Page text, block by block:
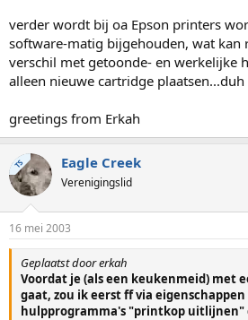
verder wordt bij oa Epson printers
software-matig bijgehouden, wat kan
verschil met getoonde- en werkelijke
alleen nieuwe cartridge plaatsen...duh
greetings from Erkah
TS Eagle Creek
Verenigingslid
16 mei 2003
Geplaatst door erkah
Voordat je (als een keukenmeid) met
gaat, zou ik eerst ff via
hulpprogramma's "printkop uitlijnen"